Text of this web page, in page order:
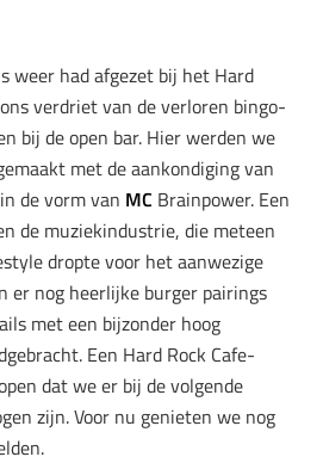
weer had afgezet bij het Hard
verdriet van de verloren bingo-
bij de open bar. Hier werden we
met de aankondiging van
de vorm van MC Brainpower. Een
de muziekindustrie, die meteen
dropte voor het aanwezige
er nog heerlijke burger pairings
met een bijzonder hoog
Een Hard Rock Cafe-
dat we er bij de volgende
zijn. Voor nu genieten we nog